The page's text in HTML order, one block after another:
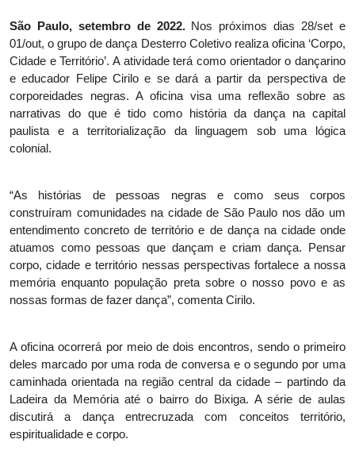
São Paulo, setembro de 2022.Nos próximos dias 28/set e
01/out, o grupo de dança Desterro Coletivo realiza oficina ‘Corpo,
Cidade e Território’. A atividade terá como orientador o dançarino
e educador Felipe Cirilo e se dará a partir da perspectiva de
corporeidades negras. A oficina visa uma reflexão sobre as
narrativas do que é tido como história da dança na capital
paulista e a territorialização da linguagem sob uma lógica
colonial.
“As histórias de pessoas negras e como seus corpos
construíram comunidades na cidade de São Paulo nos dão um
entendimento concreto de território e de dança na cidade onde
atuamos como pessoas que dançam e criam dança. Pensar
corpo, cidade e território nessas perspectivas fortalece a nossa
memória enquanto população preta sobre o nosso povo e as
nossas formas de fazer dança”, comenta Cirilo.
A oficina ocorrerá por meio de dois encontros, sendo o primeiro
deles marcado por uma roda de conversa e o segundo por uma
caminhada orientada na região central da cidade – partindo da
Ladeira da Memória até o bairro do Bixiga. A série de aulas
discutirá a dança entrecruzada com conceitos território,
espiritualidade e corpo.